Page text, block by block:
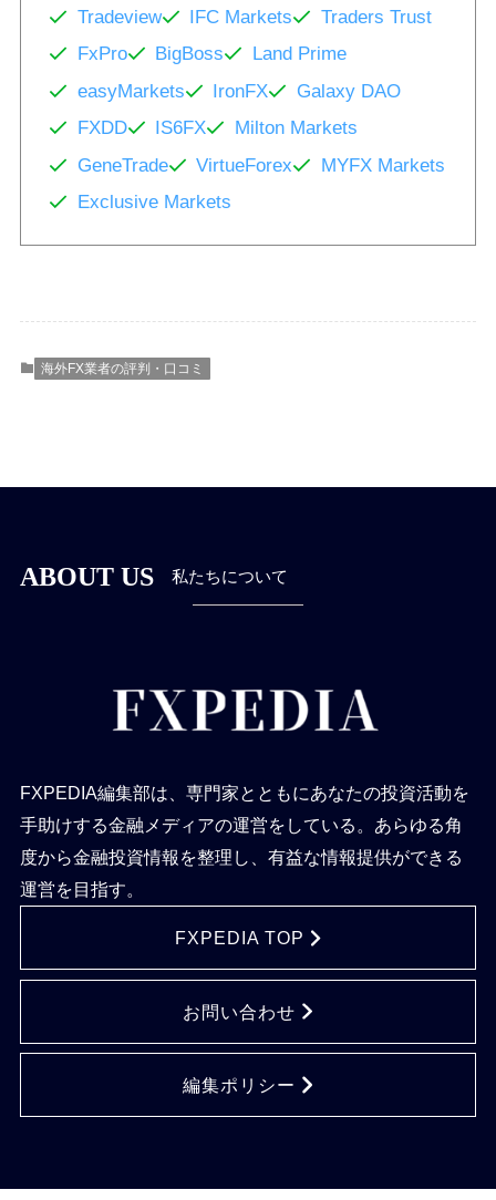
Tradeview
IFC Markets
Traders Trust
FxPro
BigBoss
Land Prime
easyMarkets
IronFX
Galaxy DAO
FXDD
IS6FX
Milton Markets
GeneTrade
VirtueForex
MYFX Markets
Exclusive Markets
海外FX業者の評判・口コミ
ABOUT US 私たちについて
FXPEDIA編集部は、専門家とともにあなたの投資活動を
手助けする金融メディアの運営をしている。あらゆる角
度から金融投資情報を整理し、有益な情報提供ができる
運営を目指す。
FXPEDIA TOP
お問い合わせ
編集ポリシー